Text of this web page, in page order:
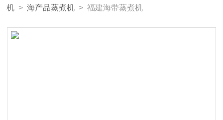
机 >海产品蒸煮机 > 福建海带蒸煮机